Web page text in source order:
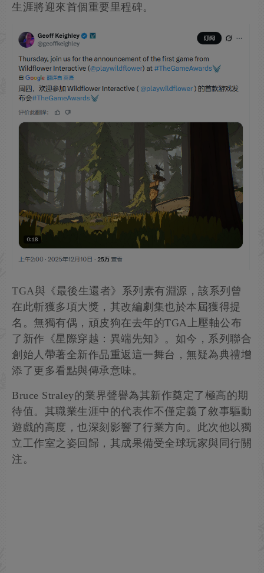
生涯將迎來首個重要里程碑。
TGA與《最後生還者》系列素有淵源，該系列曾
在此斬獲多項大獎，其改編劇集也於本屆獲得提
名。無獨有偶，頑皮狗在去年的TGA上壓軸公布
了新作《星際穿越：異端先知》。如今，系列聯合
創始人帶著全新作品重返這一舞台，無疑為典禮增
添了更多看點與傳承意味。
Bruce Straley的業界聲譽為其新作奠定了極高的期
待值。其職業生涯中的代表作不僅定義了敘事驅動
遊戲的高度，也深刻影響了行業方向。此次他以獨
立工作室之姿回歸，其成果備受全球玩家與同行關
注。